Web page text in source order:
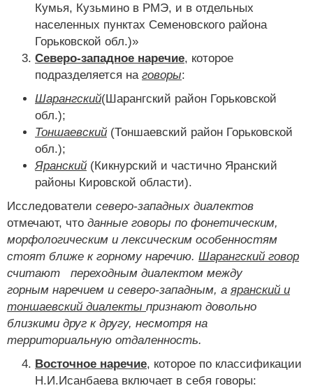
Кумья, Кузьмино в РМЭ, и в отдельных
населенных пунктах Семеновского района
Горьковской обл.)»
Северо-западное наречие, которое
подразделяется на говоры:
Шарангский(Шарангский район Горьковской
обл.);
Тоншаевский (Тоншаевский район Горьковской
обл.);
Яранский (Кикнурский и частично Яранский
районы Кировской области).
Исследователи северо-западных диалектов
отмечают, что данные говоры по фонетическим,
морфологическим и лексическим особенностям
стоят ближе к горному наречию. Шарангский говор
считают переходным диалектом между
горным наречием и северо-западным, а яранский и
тоншаевский диалекты признают довольно
близкими друг к другу, несмотря на
территориальную отдаленность.
Восточное наречие, которое по классификации
Н.И.Исанбаева включает в себя говоры: